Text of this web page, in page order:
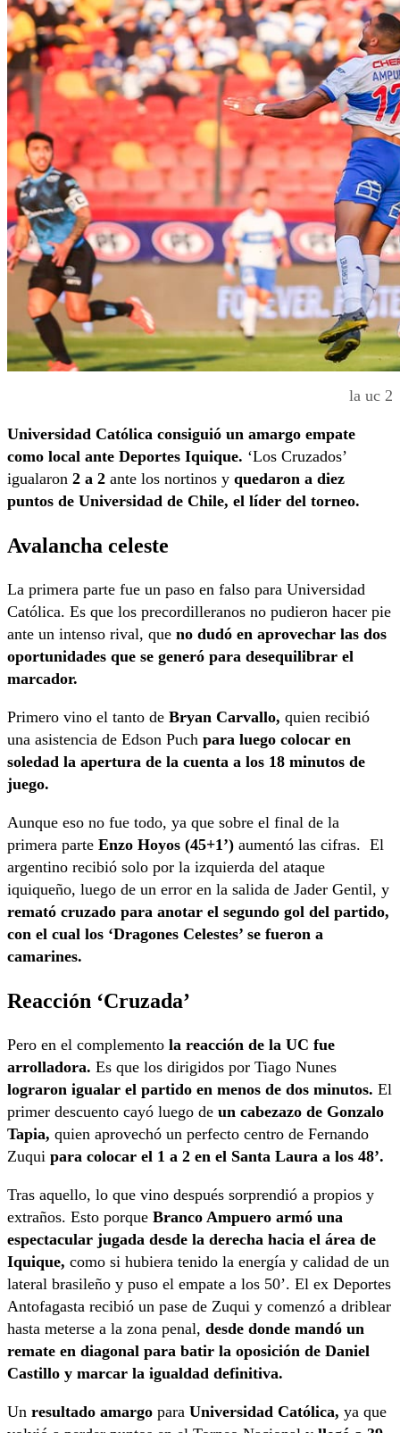
la uc 2
Universidad Católica consiguió un amargo empate
como local ante Deportes Iquique. ‘Los Cruzados’
igualaron 2 a 2 ante los nortinos y quedaron a diez
puntos de Universidad de Chile, el líder del torneo.
Avalancha celeste
La primera parte fue un paso en falso para Universidad
Católica. Es que los precordilleranos no pudieron hacer pie
ante un intenso rival, que no dudó en aprovechar las dos
oportunidades que se generó para desequilibrar el
marcador.
Primero vino el tanto de Bryan Carvallo, quien recibió
una asistencia de Edson Puch para luego colocar en
soledad la apertura de la cuenta a los 18 minutos de
juego.
Aunque eso no fue todo, ya que sobre el final de la
primera parte Enzo Hoyos (45+1’) aumentó las cifras. El
argentino recibió solo por la izquierda del ataque
iquiqueño, luego de un error en la salida de Jader Gentil, y
remató cruzado para anotar el segundo gol del partido,
con el cual los ‘Dragones Celestes’ se fueron a
camarines.
Reacción ‘Cruzada’
Pero en el complemento la reacción de la UC fue
arrolladora. Es que los dirigidos por Tiago Nunes
lograron igualar el partido en menos de dos minutos. El
primer descuento cayó luego de un cabezazo de Gonzalo
Tapia, quien aprovechó un perfecto centro de Fernando
Zuqui para colocar el 1 a 2 en el Santa Laura a los 48’.
Tras aquello, lo que vino después sorprendió a propios y
extraños. Esto porque Branco Ampuero armó una
espectacular jugada desde la derecha hacia el área de
Iquique, como si hubiera tenido la energía y calidad de un
lateral brasileño y puso el empate a los 50’. El ex Deportes
Antofagasta recibió un pase de Zuqui y comenzó a driblear
hasta meterse a la zona penal, desde donde mandó un
remate en diagonal para batir la oposición de Daniel
Castillo y marcar la igualdad definitiva.
Un resultado amargo para Universidad Católica, ya que